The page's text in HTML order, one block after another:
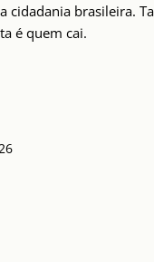
cidadania brasileira.
é quem cai.